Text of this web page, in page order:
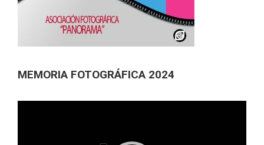
MEMORIA FOTOGRÁFICA 2024